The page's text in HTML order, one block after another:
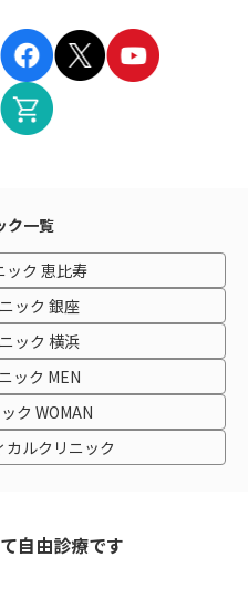
ク一覧
ック 恵比寿
ック 銀座
ック 横浜
ック MEN
ク WOMAN
カルクリニック
自由診療です